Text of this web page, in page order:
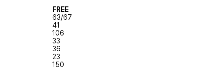
FREE
63/67
41
106
33
36
23
150